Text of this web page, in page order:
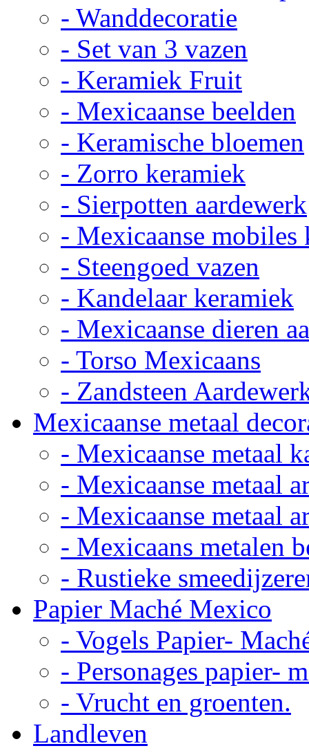
- Wanddecoratie
- Set van 3 vazen
- Keramiek Fruit
- Mexicaanse beelden
- Keramische bloemen
- Zorro keramiek
- Sierpotten aardewerk
- Mexicaanse mobiles
- Steengoed vazen
- Kandelaar keramiek
- Mexicaanse dieren
- Torso Mexicaans
- Zandsteen
Mexicaanse metaal
- Mexicaanse metaal
- Mexicaanse metaal
- Mexicaanse metaal
- Mexicaans metalen
- Rustieke
Papier Maché Mexico
- Vogels Papier-
- Personages papier-
- Vrucht en groenten.
Landleven